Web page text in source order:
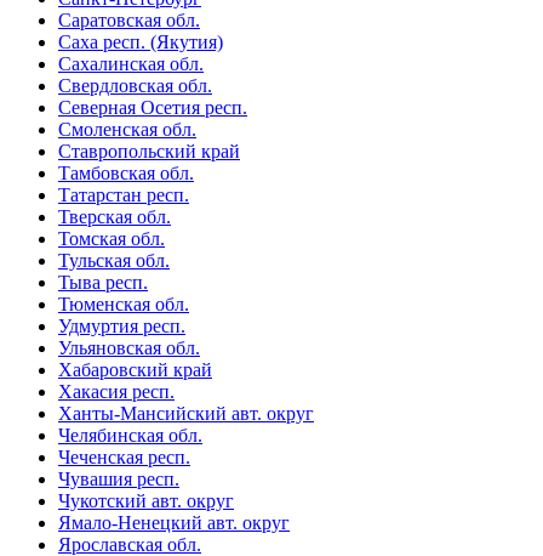
Саратовская обл.
Саха респ. (Якутия)
Сахалинская обл.
Свердловская обл.
Северная Осетия респ.
Смоленская обл.
Ставропольский край
Тамбовская обл.
Татарстан респ.
Тверская обл.
Томская обл.
Тульская обл.
Тыва респ.
Тюменская обл.
Удмуртия респ.
Ульяновская обл.
Хабаровский край
Хакасия респ.
Ханты-Мансийский авт. округ
Челябинская обл.
Чеченская респ.
Чувашия респ.
Чукотский авт. округ
Ямало-Ненецкий авт. округ
Ярославская обл.